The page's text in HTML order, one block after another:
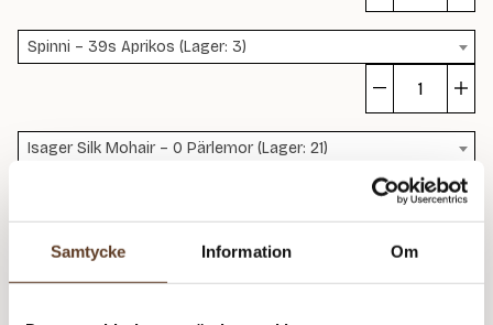
Samtycke Information Om
Spinni – 39s Aprikos (Lager: 3)
Isager Silk Mohair – 0 Pärlemor (Lager: 21)
Spinni – 39s Aprikos (Lager: 3)